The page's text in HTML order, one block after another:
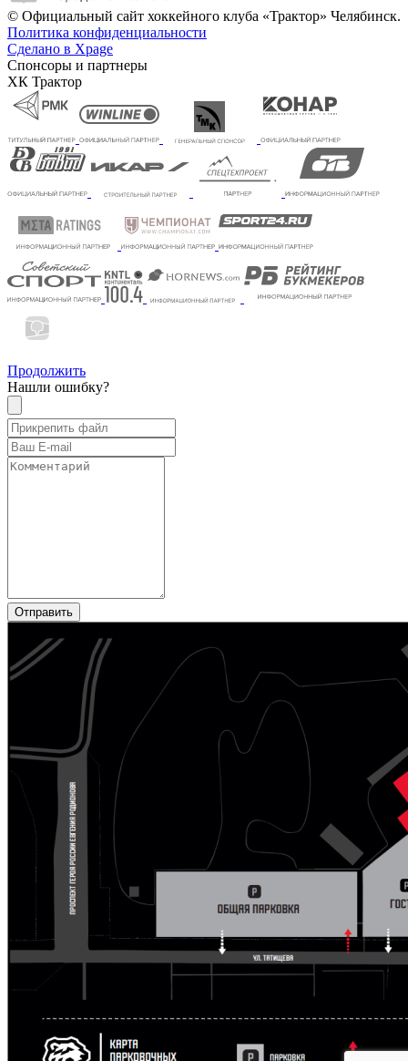
© Официальный сайт хоккейного клуба «Трактор» Челябинск.
Политика конфиденциальности
Сделано в Xpage
Спонсоры и партнеры
ХК Трактор
Продолжить
Нашли ошибку?